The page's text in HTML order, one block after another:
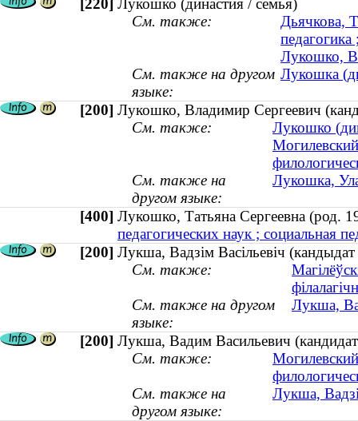
[220] Лукошко (династия / семья)
См. также:
Дьячкова,
Лукошко,
См. также на другом
языке:
Лукошка
[200] Лукошко, Владимир Сергеевич
См. также:
Лукошко
См. также на
другом языке:
Лукошка,
[400] Лукошко, Татьяна Сергеевна
педагогических наук ; социальная
[200] Лукша, Вадзім Васільевіч
См. также:
См. также на другом
языке:
Лукша,
[200] Лукша, Вадим Васильевич
См. также:
См. также на
другом языке:
Лукша,